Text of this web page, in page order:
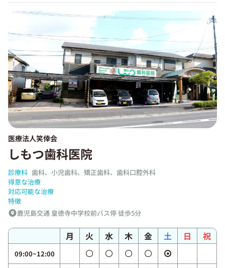
医療法人笑倖会
しもつ歯科医院
診療科 歯科、小児歯科、矯正歯科、歯科口腔外科
得意な治療
対応可能な治療
特徴
鹿児島交通 皇徳寺中学校前バス停 徒歩5分
月 火 水 木 金 土 日 祝
09:00~12:00